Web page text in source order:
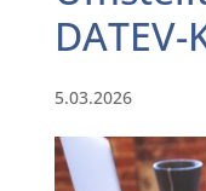
5.03.2026